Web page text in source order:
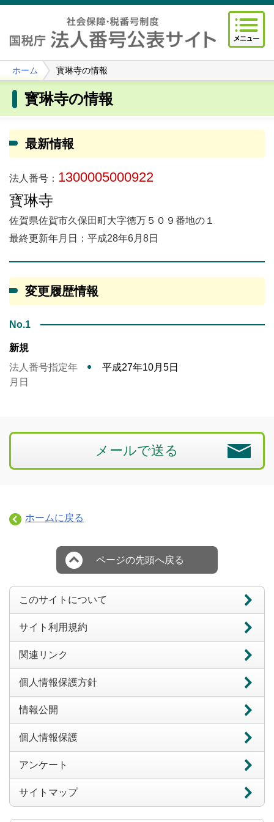
ホーム 寳琳寺の情報
寳琳寺の情報
最新情報
法人番号： 1300005000922
寳琳寺
佐賀県佐賀市久保田町大字徳万５０９番地の１
最終更新年月日：平成28年6月8日
変更履歴情報
No.1
新規
法人番号指定年
月日
平成27年10月5日
メールで送る
ホームに戻る
ページの先頭へ戻る
このサイトについて
サイト利用規約
関連リンク
個人情報保護方針
情報公開
個人情報保護
アンケート
サイトマップ